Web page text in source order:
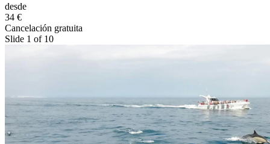
desde
34 €
Cancelación gratuita
Slide 1 of 10